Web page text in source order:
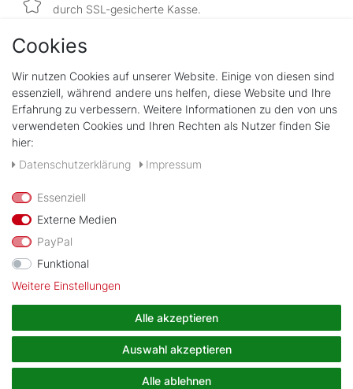
durch SSL-gesicherte Kasse.
Shop
Kontakt
Rechtliches
Widerrufs­recht
Daten­schutz­erklärung
AGB
Zahlungsarten
© Copyright Alarmtrakt 2026 | Alle Rechte vorbehalten.
Cookies
Wir nutzen Cookies auf unserer Website. Einige von diesen sind
essenziell, während andere uns helfen, diese Website und Ihre
Erfahrung zu verbessern. Weitere Informationen zu den von uns
verwendeten Cookies und Ihren Rechten als Nutzer finden Sie
hier:
Daten­schutz­erklärung
Impressum
Essenziell
Externe Medien
PayPal
Funktional
Weitere Einstellungen
Alle akzeptieren
Auswahl akzeptieren
Alle ablehnen